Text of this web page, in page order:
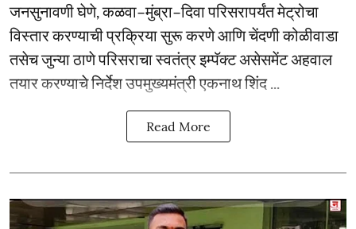
जनसुनावणी घेणे, कळवा–मुंब्रा–दिवा परिसरापर्यंत मेट्रोचा
विस्तार करण्याची प्रक्रिया सुरू करणे आणि चेंदणी कोळीवाडा
तसेच जुन्या ठाणे परिसराचा स्वतंत्र इम्पॅक्ट असेसमेंट अहवाल
तयार करण्याचे निर्देश उपमुख्यमंत्री एकनाथ शिंद ...
Read More